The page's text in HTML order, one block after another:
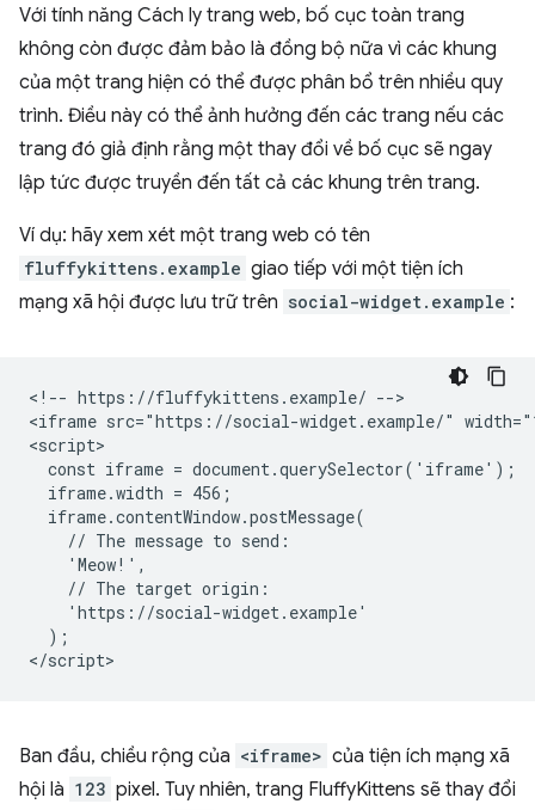
Với tính năng Cách ly trang web, bố cục toàn trang
không còn được đảm bảo là đồng bộ nữa vì các khung
của một trang hiện có thể được phân bổ trên nhiều quy
trình. Điều này có thể ảnh hưởng đến các trang nếu các
trang đó giả định rằng một thay đổi về bố cục sẽ ngay
lập tức được truyền đến tất cả các khung trên trang.
Ví dụ: hãy xem xét một trang web có tên
fluffykittens.example giao tiếp với một tiện ích
mạng xã hội được lưu trữ trên social-widget.example :
<!-- https://fluffykittens.example/ -->
<iframe src="https://social-widget.example/"
<script>
  const iframe = document.querySelector('iframe');
  iframe.width = 456;
  iframe.contentWindow.postMessage(
    // The message to send:
    'Meow!',
    // The target origin:
    'https://social-widget.example'
  );
Ban đầu, chiều rộng của <iframe> của tiện ích mạng xã
hội là 123 pixel. Tuy nhiên, trang FluffyKittens sẽ thay đổi